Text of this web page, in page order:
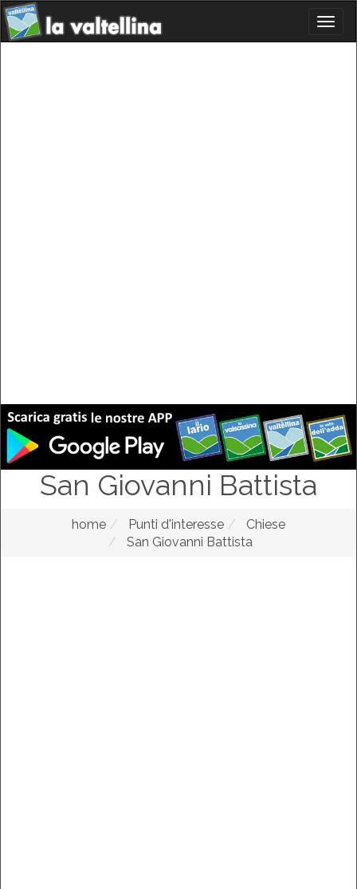
San Giovanni Battista
home Punti d'interesse
Chiese
San Giovanni Battista